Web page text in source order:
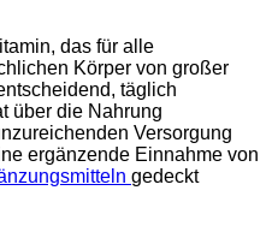
das für alle
Körper von großer
täglich
über die Nahrung
Versorgung
ergänzende Einnahme von
gedeckt